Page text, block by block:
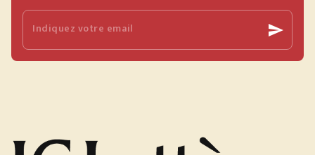
Indiquez votre email send